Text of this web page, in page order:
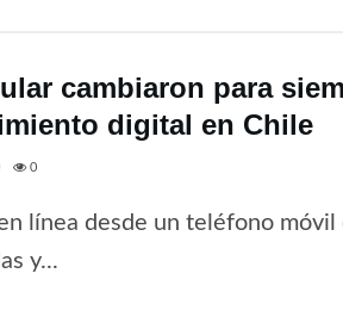
cambiaron para
digital en Chile
0
línea desde un teléfono
y...